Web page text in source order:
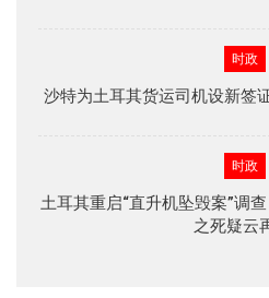
时政
沙特为土耳其货运司机设新签
时政
土耳其重启“直升机坠毁案”调
之死疑云